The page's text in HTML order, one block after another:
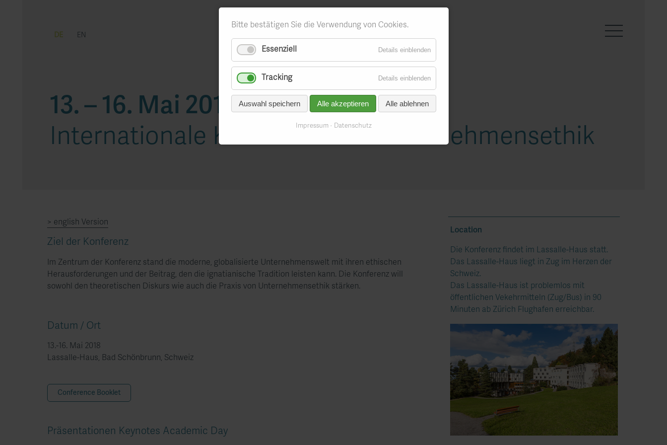
DE EN
13. – 16. Mai 2018
Internationale Konferenz zur Unternehmensethik
> english Version
Ziel der Konferenz​
Im Zentrum der Konferenz stand die moderne, globalisierte Unternehmenswelt mit ihren ethischen
Herausforderungen und der Beitrag, den die ignatianische Tradition leisten kann. Die Konferenz will
sowohl den theoretischen Diskurs wie auch die Praxis von Unternehmensethik stärken.​
Datum / Ort
13.-16. Mai 2018
Lassalle-Haus, Bad Schönbrunn, Schweiz
Conference Booklet
Präsentationen Keynotes Academic Day
Location
​​Die Konferenz findet im Lassalle-Haus statt.
Das Lassalle-Haus liegt in Zug im Herzen der
Schweiz.
Das Lassalle-Haus ist problemlos mit
öffentlichen Vekehrmitteln (Zug/Bus) in 90
Minuten ab Zürich Flughafen erreichbar.
Bitte bestätigen Sie die Verwendung von Cookies.
Essenziell Details einblenden
Tracking Details einblenden
Auswahl speichern Alle akzeptieren Alle ablehnen
Impressum Datenschutz